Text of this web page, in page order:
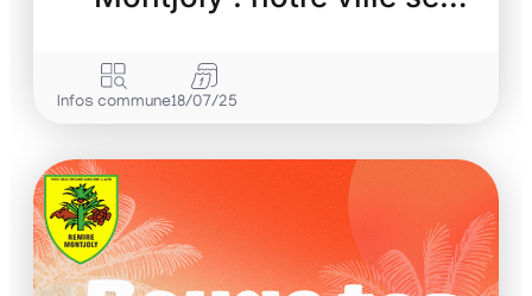
Infos commune18/07/25